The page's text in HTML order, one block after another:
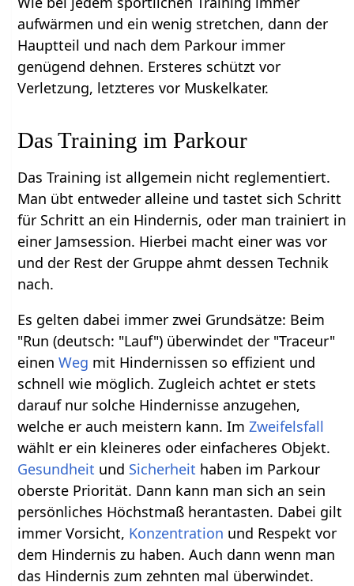
aufwärmen und ein wenig stretchen, dann der
Hauptteil und nach dem Parkour immer
genügend dehnen. Ersteres schützt vor
Verletzung, letzteres vor Muskelkater.
Das Training im Parkour
Das Training ist allgemein nicht reglementiert.
Man übt entweder alleine und tastet sich Schritt
für Schritt an ein Hindernis, oder man trainiert in
einer Jamsession. Hierbei macht einer was vor
und der Rest der Gruppe ahmt dessen Technik
nach.
Es gelten dabei immer zwei Grundsätze: Beim
"Run (deutsch: "Lauf") überwindet der "Traceur"
einenWeg mit Hindernissen so effizient und
schnell wie möglich. Zugleich achtet er stets
darauf nur solche Hindernisse anzugehen,
welche er auch meistern kann. ImZweifelsfall
wählt er ein kleineres oder einfacheres Objekt.
Gesundheit und Sicherheit haben im Parkour
oberste Priorität. Dann kann man sich an sein
persönliches Höchstmaß herantasten. Dabei gilt
immer Vorsicht, Konzentration und Respekt vor
dem Hindernis zu haben. Auch dann wenn man
das Hindernis zum zehnten mal überwindet.